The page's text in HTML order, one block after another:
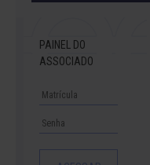
PAINEL DO
ASSOCIADO